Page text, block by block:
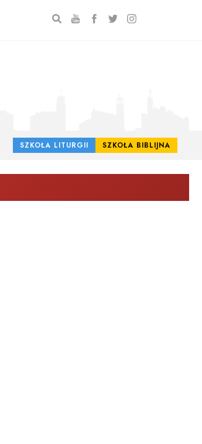
SZKOŁA LITURGII SZKOŁA BIBLIJNA